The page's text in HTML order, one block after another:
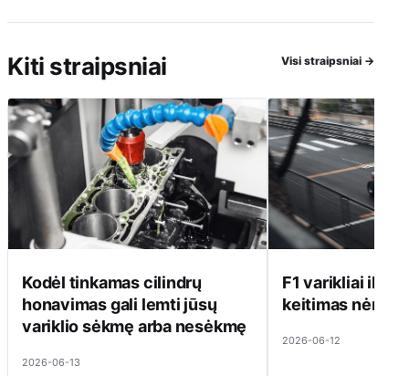
Kiti straipsniai Visi straipsniai →
Kodėl tinkamas cilindrų
honavimas gali lemti jūsų
variklio sėkmę arba nesėkmę
2026-06-13
F1 varikliai ilgai
keitimas nėra
2026-06-12